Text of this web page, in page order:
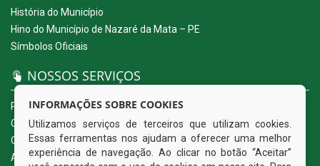
História do Município
Hino do Município de Nazaré da Mata – PE
Símbolos Oficiais
NOSSOS SERVIÇOS
Portal da Transparência
Carta de Serviços ao Usuário
Ouvidoria Eletrônica
Acesso a Informação (eSIC)
INFORMAÇÕES SOBRE COOKIES
Utilizamos serviços de terceiros que utilizam cookies.
Essas ferramentas nos ajudam a oferecer uma melhor
experiência de navegação. Ao clicar no botão “Aceitar”